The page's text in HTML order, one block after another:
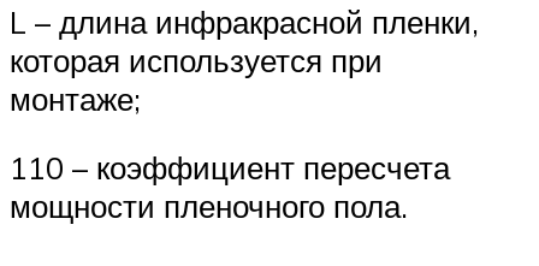
L – длина инфракрасной пленки,
которая используется при
монтаже;
110 – коэффициент пересчета
мощности пленочного пола.